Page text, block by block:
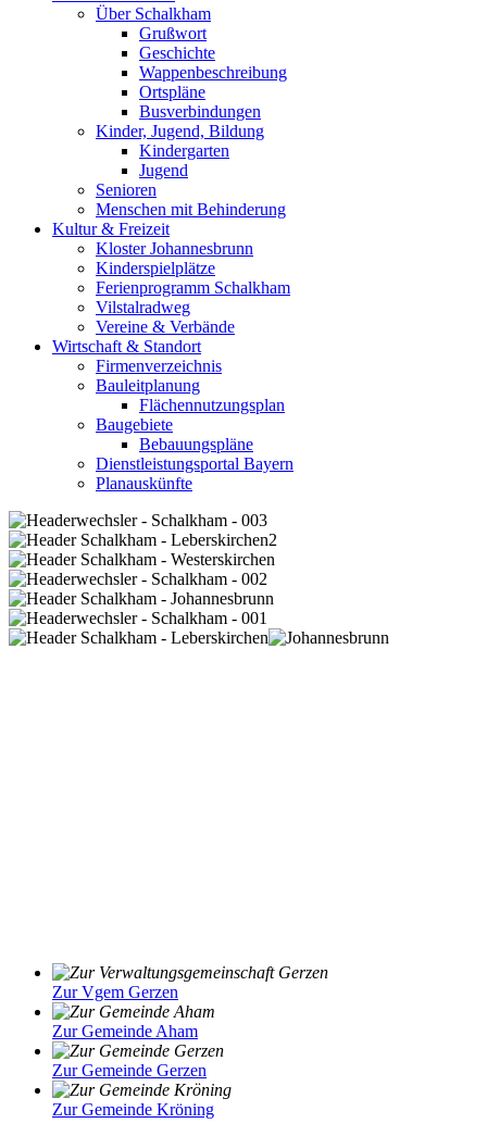
Über Schalkham
Grußwort
Geschichte
Wappenbeschreibung
Ortspläne
Busverbindungen
Kinder, Jugend, Bildung
Kindergarten
Jugend
Senioren
Menschen mit Behinderung
Kultur & Freizeit
Kloster Johannesbrunn
Kinderspielplätze
Ferienprogramm Schalkham
Vilstalradweg
Vereine & Verbände
Wirtschaft & Standort
Firmenverzeichnis
Bauleitplanung
Flächennutzungsplan
Baugebiete
Bebauungspläne
Dienstleistungsportal Bayern
Planauskünfte
Zur Vgem Gerzen
Zur Gemeinde Aham
Zur Gemeinde Gerzen
Zur Gemeinde Kröning